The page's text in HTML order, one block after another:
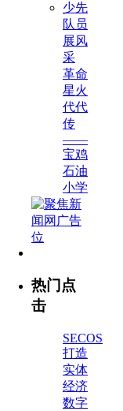
少先
队员
展风
采
革命
星火
代代
传
——
宝鸡
石油
小学
热门点
击
SECOS
打造
实体
经济
数字